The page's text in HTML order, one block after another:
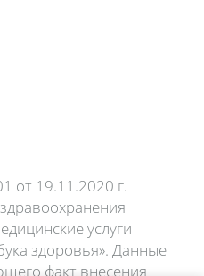
от 19.11.2020 г.
услуги
здоровья». Данные
факт внесения